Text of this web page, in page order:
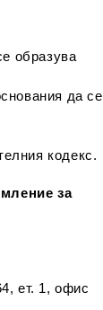
образува
да се
кодекс.
за
ет. 1, офис